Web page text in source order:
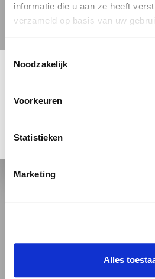
informatie die u aan ze heeft
verzameld op basis van uw
Toestemmingsselectie
Noodzakelijk
Voorkeuren
Statistieken
Marketing
Alles
MOERSLEUTEL
10 YEARS:
RYE WINE
4.06 / 5
🍺
Je moet 18 jaar of ouder zijn
JA, IK BEN 18 JAAR OF